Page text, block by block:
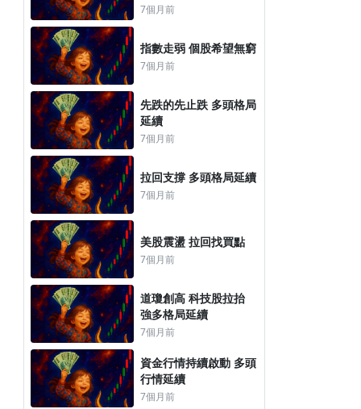
7個月前
指數走弱 個股希望無窮
7個月前
先跌的先止跌 多頭格局
延續
7個月前
拉回支撐 多頭格局延續
7個月前
美股震盪 拉回找買點
7個月前
道瓊創高 科技股拉抬
強多格局延續
7個月前
資金行情持續啟動 多頭
行情延續
7個月前